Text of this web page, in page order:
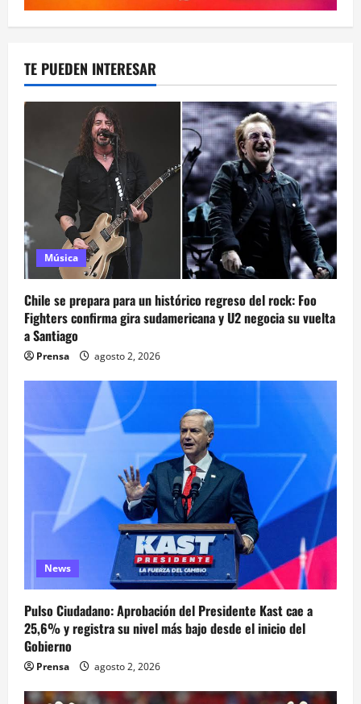
TE PUEDEN INTERESAR
Música
Chile se prepara para un histórico regreso del rock: Foo
Fighters confirma gira sudamericana y U2 negocia su vuelta
a Santiago
Prensa agosto 2, 2026
News
Pulso Ciudadano: Aprobación del Presidente Kast cae a
25,6% y registra su nivel más bajo desde el inicio del
Gobierno
Prensa agosto 2, 2026